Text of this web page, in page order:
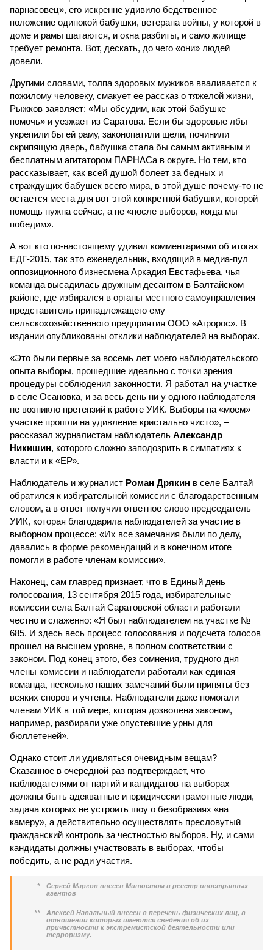
парнасовец», его искренне удивило бедственное
положение одинокой бабушки, ветерана войны, у которой в
доме и рамы шатаются, и окна разбиты, и само жилище
требует ремонта. Вот, дескать, до чего «они» людей
довели.
Другими словами, толпа здоровых мужиков вваливается к
пожилому человеку, смакует ее рассказ о тяжелой жизни,
Рыжков заявляет: «Мы обсудим, как этой бабушке
помочь» и уезжает из Саратова. Если бы здоровые лбы
укрепили бы ей раму, законопатили щели, починили
скрипящую дверь, бабушка стала бы самым активным и
бесплатным агитатором ПАРНАСа в округе. Но тем, кто
рассказывает, как всей душой болеет за бедных и
страждущих бабушек всего мира, в этой душе почему-то не
остается места для вот этой конкретной бабушки, которой
помощь нужна сейчас, а не «после выборов, когда мы
победим».
А вот кто по-настоящему удивил комментариями об итогах
ЕДГ-2015, так это еженедельник, входящий в медиа-пул
оппозиционного бизнесмена Аркадия Евстафьева, чья
команда высадилась дружным десантом в Балтайском
районе, где избирался в органы местного самоуправления
представитель принадлежащего ему
сельскохозяйственного предприятия ООО «Агророс». В
издании опубликованы отклики наблюдателей на выборах.
«Это были первые за восемь лет моего наблюдательского
опыта выборы, прошедшие идеально с точки зрения
процедуры соблюдения законности. Я работал на участке
в селе Осановка, и за весь день ни у одного наблюдателя
не возникло претензий к работе УИК. Выборы на «моем»
участке прошли на удивление кристально чисто», –
рассказал журналистам наблюдатель Александр
Никишин, которого сложно заподозрить в симпатиях к
власти и к «ЕР».
Наблюдатель и журналист Роман Дрякин в селе Балтай
обратился к избирательной комиссии с благодарственным
словом, а в ответ получил ответное слово председатель
УИК, которая благодарила наблюдателей за участие в
выборном процессе: «Их все замечания были по делу,
давались в форме рекомендаций и в конечном итоге
помогли в работе членам комиссии».
Наконец, сам главред признает, что в Единый день
голосования, 13 сентября 2015 года, избирательные
комиссии села Балтай Саратовской области работали
честно и слаженно: «Я был наблюдателем на участке №
685. И здесь весь процесс голосования и подсчета голосов
прошел на высшем уровне, в полном соответствии с
законом. Под конец этого, без сомнения, трудного дня
члены комиссии и наблюдатели работали как единая
команда, несколько наших замечаний были приняты без
всяких споров и учтены. Наблюдатели даже помогали
членам УИК в той мере, которая дозволена законом,
например, разбирали уже опустевшие урны для
бюллетеней».
Однако стоит ли удивляться очевидным вещам?
Сказанное в очередной раз подтверждает, что
наблюдателями от партий и кандидатов на выборах
должны быть адекватные и юридически грамотные люди,
задача которых не устроить шоу о безобразиях «на
камеру», а действительно осуществлять пресловутый
гражданский контроль за честностью выборов. Ну, и сами
кандидаты должны участвовать в выборах, чтобы
победить, а не ради участия.
*
Сергей Марков внесен Минюстом в реестр иностранных
агентов
**
Алексей Навальный внесен в перечень физических лиц, в
отношении которых имеются сведения об их
причастности к экстремистской деятельности или
терроризму.